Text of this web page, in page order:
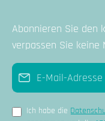
Abonnieren Sie den
verpassen Sie keine
E-Mail-Adresse*
Ich habe die